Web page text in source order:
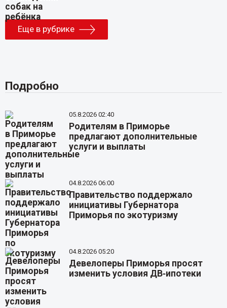
Еще в рубрике
Подробно
05.8.2026 02:40
Родителям в Приморье
предлагают дополнительные
услуги и выплаты
04.8.2026 06:00
Правительство поддержало
инициативы Губернатора
Приморья по экотуризму
04.8.2026 05:20
Девелоперы Приморья просят
изменить условия ДВ‑ипотеки